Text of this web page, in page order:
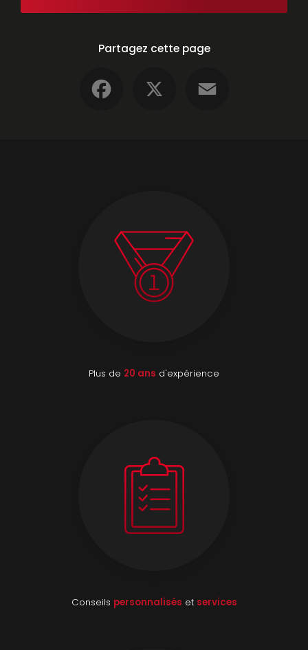
Partagez cette page
Plus de 20 ans d'expérience
Conseils personnalisés et services